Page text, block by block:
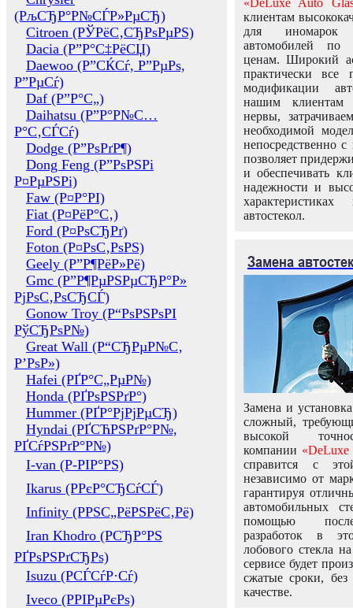
(РљСЂР°Р№СЃР»РµСЂ)
Citroen (РЎРёС‚СЂРѕРµРЅ)
Dacia (Р”Р°С‡РёСЏ)
Daewoo (Р”СЌСѓ, Р”РµРѕ,
Р”РµСѓ)
Daf (Р”Р°С„)
Daihatsu (Р”Р°Р№С…
Р°С‚СЃСѓ)
Dodge (Р”РѕРґР¶)
Dong Feng (Р”РѕРЅРі
Р¤РµРЅРі)
Faw (Р¤Р°РІ)
Fiat (Р¤РёР°С‚)
Ford (Р¤РѕСЂРґ)
Foton (Р¤РѕС‚РѕРЅ)
Geely (Р”Р¶РёР»Рё)
Gmc (Р”Р¶РµРЅРµСЂР°Р»
РјРѕС‚РѕСЂСЃ)
Gonow Troy (Р“РѕРЅРѕРІ
РўСЂРѕР№)
Great Wall (Р“СЂРµР№С‚
Р’РѕР»)
Hafei (РҐР°С„РµР№)
Honda (РҐРѕРЅРґР°)
Hummer (РҐР°РјРјРµСЂ)
Hyndai (РҐСЋРЅРґР°Р№,
РҐСѓРЅРґР°Р№)
I-van (Р-РІР°РЅ)
Ikarus (РРєР°СЂСѓСЃ)
Infinity (РРЅС„РёРЅРёС‚Рё)
Iran Khodro (РСЂР°РЅ
РҐРѕРЅРґСЂРѕ)
Isuzu (РСЃСѓР·Сѓ)
Iveco (РРІРµРєРѕ)
«DeLuxe Auto
клиентам
для иномарок
автомобилей
ценам. Широкий
практически все
модификации
нашим клиентам
нервы,
необходимой
непосредственно
позволяет
и обеспечивать
надежности и
автостекол.
Замена
Замена и
сложный,
высокой
компании «DeLuxe
справится с
независимо от
гарантируя
автомобильных
помощью
разработок в
лобового стекла
сервисе будет
сжатые сроки,
качестве.